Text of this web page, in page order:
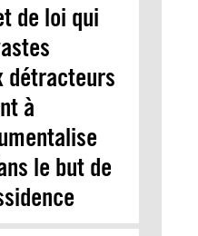
de loi qui
détracteurs
à
le but de